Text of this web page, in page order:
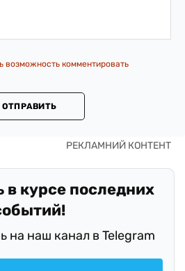
возможность комментировать
ОТПРАВИТЬ
в курсе последних
на наш канал в Telegram